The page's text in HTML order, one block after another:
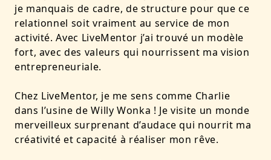
je manquais de cadre, de structure pour que ce
relationnel soit vraiment au service de mon
activité. Avec LiveMentor j’ai trouvé un modèle
fort, avec des valeurs qui nourrissent ma vision
entrepreneuriale.
Chez LiveMentor, je me sens comme Charlie
dans l’usine de Willy Wonka ! Je visite un monde
merveilleux surprenant d’audace qui nourrit ma
créativité et capacité à réaliser mon rêve.